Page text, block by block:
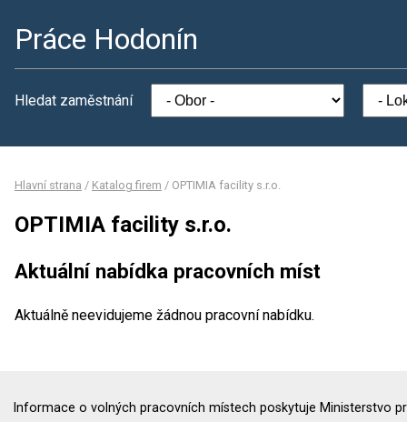
Práce Hodonín
Hledat zaměstnání
Hlavní strana / Katalog firem / OPTIMIA facility s.r.o.
OPTIMIA facility s.r.o.
Aktuální nabídka pracovních míst
Aktuálně neevidujeme žádnou pracovní nabídku.
Informace o volných pracovních místech poskytuje Ministerstvo